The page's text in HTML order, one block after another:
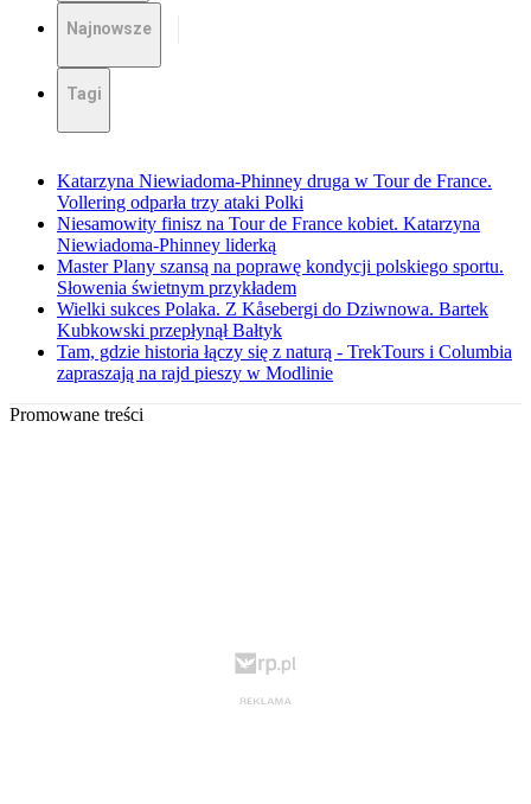
Najnowsze
Tagi
Katarzyna Niewiadoma-Phinney druga w Tour de France.
Vollering odparła trzy ataki Polki
Niesamowity finisz na Tour de France kobiet. Katarzyna
Niewiadoma-Phinney liderką
Master Plany szansą na poprawę kondycji polskiego sportu.
Słowenia świetnym przykładem
Wielki sukces Polaka. Z Kåsebergi do Dziwnowa. Bartek
Kubkowski przepłynął Bałtyk
Tam, gdzie historia łączy się z naturą - TrekTours i Columbia
zapraszają na rajd pieszy w Modlinie
Promowane treści